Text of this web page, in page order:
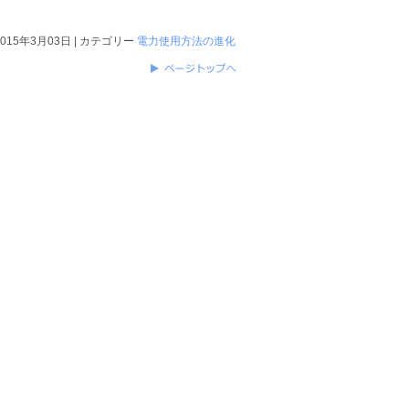
年3月03日 | カテゴリー 電力使用方法の進化